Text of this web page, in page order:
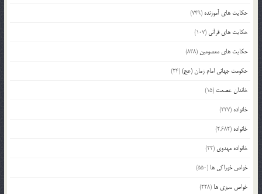
حکایت های آموزنده (749)
حکایت های قرآنی (107)
حکایت های معصومین (838)
حکومت جهانی امام زمان (عج)(24)
خاندان عصمت (15)
خانواده (227)
خانواده (2,682)
خانواده مهدوی (22)
خواص خوراکی ها (550)
خواص سبزی ها (228)